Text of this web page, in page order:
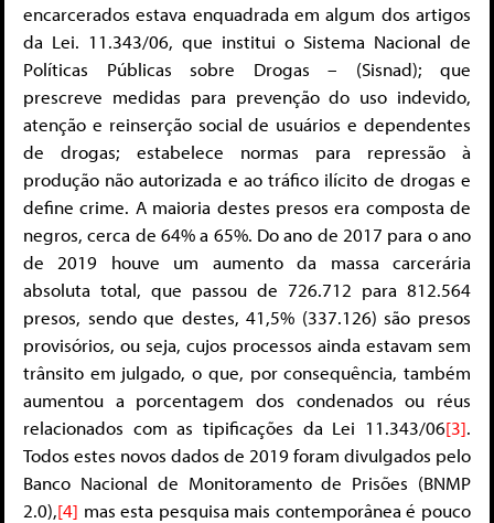
encarcerados estava enquadrada em algum dos artigos
da Lei. 11.343/06, que institui o Sistema Nacional de
Políticas Públicas sobre Drogas – (Sisnad); que
prescreve medidas para prevenção do uso indevido,
atenção e reinserção social de usuários e dependentes
de drogas; estabelece normas para repressão à
produção não autorizada e ao tráfico ilícito de drogas e
define crime. A maioria destes presos era composta de
negros, cerca de 64% a 65%. Do ano de 2017 para o ano
de 2019 houve um aumento da massa carcerária
absoluta total, que passou de 726.712 para 812.564
presos, sendo que destes, 41,5% (337.126) são presos
provisórios, ou seja, cujos processos ainda estavam sem
trânsito em julgado, o que, por consequência, também
aumentou a porcentagem dos condenados ou réus
relacionados com as tipificações da Lei 11.343/06[3].
Todos estes novos dados de 2019 foram divulgados pelo
Banco Nacional de Monitoramento de Prisões (BNMP
2.0),[4] mas esta pesquisa mais contemporânea é pouco